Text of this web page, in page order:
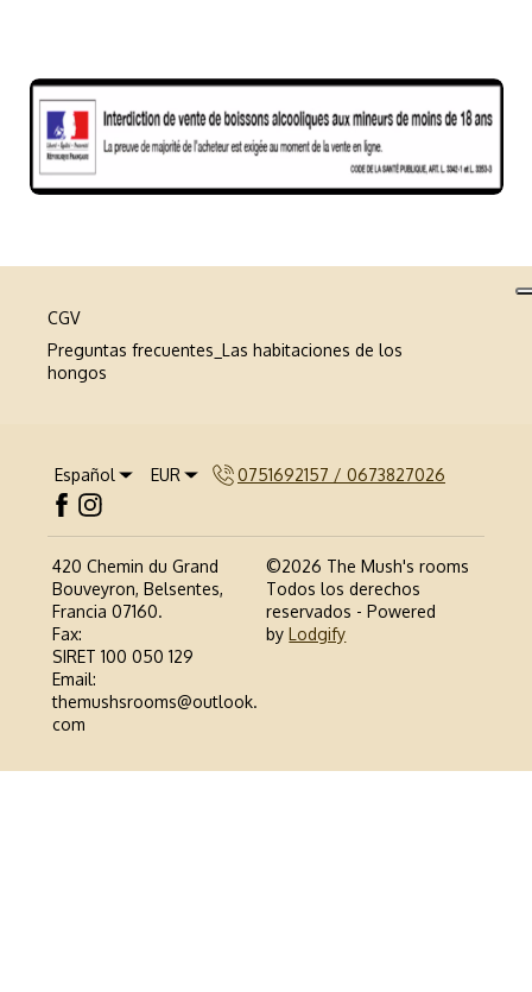
CGV
Preguntas frecuentes_Las habitaciones de los
hongos
Español EUR 0751692157 / 0673827026
420 Chemin du Grand
Bouveyron, Belsentes,
Francia 07160.
Fax:
SIRET 100 050 129
Email:
themushsrooms@outlook.
com
©2026 The Mush's rooms
Todos los derechos
reservados - Powered
by Lodgify